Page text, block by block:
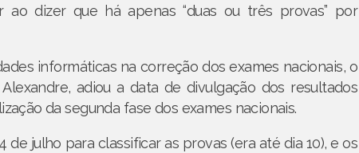
ao dizer que há apenas “duas ou três provas” por
informáticas na correção dos exames nacionais, o
adiou a data de divulgação dos resultados
da segunda fase dos exames nacionais.
julho para classificar as provas (era até dia 10), e os